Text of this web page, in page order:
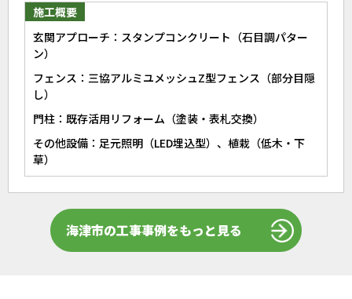
施工概要
玄関アプローチ：スタンプコンクリート（石目調パター
ン）
フェンス：三協アルミユメッシュZ型フェンス（部分目隠
し）
門柱：既存活用リフォーム（塗装・表札交換）
その他設備：足元照明（LED埋込型）、植栽（低木・下
草）
海津市の工事事例をもっと見る